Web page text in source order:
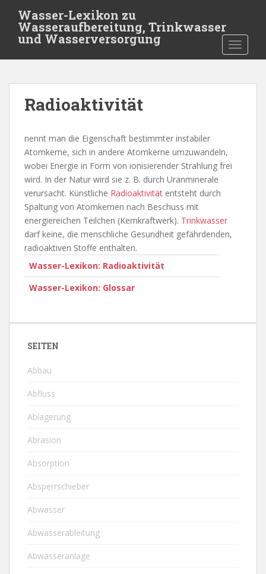
t
Wasser-Lexikon zu
Wasseraufbereitung, Trinkwasser
und Wasserversorgung
Radioaktivität
nennt man die Eigenschaft bestimmter instabiler
Atomkerne, sich in andere Atomkerne umzuwandeln,
wobei Energie in Form von ionisierender Strahlung frei
wird. In der Natur wird sie z. B. durch Uranminerale
verursacht. Künstliche Radioaktivität entsteht durch
Spaltung von Atomkernen nach Beschuss mit
energiereichen Teilchen (Kernkraftwerk). Trinkwasser
darf keine, die menschliche Gesundheit gefährdenden,
radioaktiven Stoffe enthalten.
Wasser-Lexikon: Radioaktivität
Wasser-Lexikon: Glossar
SEITEN
Abbau
Abfluss
Ablagerung
Abrasion
Absorption
Absperrschieber
Abwasser
Abwasserableitung
Abwasseranlage